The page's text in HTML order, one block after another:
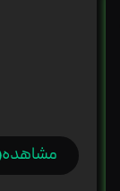
مشاهده